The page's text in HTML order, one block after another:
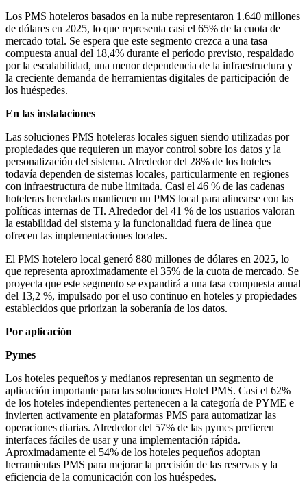
Los PMS hoteleros basados ​​en la nube representaron 1.640 millones
de dólares en 2025, lo que representa casi el 65% de la cuota de
mercado total. Se espera que este segmento crezca a una tasa
compuesta anual del 18,4% durante el período previsto, respaldado
por la escalabilidad, una menor dependencia de la infraestructura y
la creciente demanda de herramientas digitales de participación de
los huéspedes.
En las instalaciones
Las soluciones PMS hoteleras locales siguen siendo utilizadas por
propiedades que requieren un mayor control sobre los datos y la
personalización del sistema. Alrededor del 28% de los hoteles
todavía dependen de sistemas locales, particularmente en regiones
con infraestructura de nube limitada. Casi el 46 % de las cadenas
hoteleras heredadas mantienen un PMS local para alinearse con las
políticas internas de TI. Alrededor del 41 % de los usuarios valoran
la estabilidad del sistema y la funcionalidad fuera de línea que
ofrecen las implementaciones locales.
El PMS hotelero local generó 880 millones de dólares en 2025, lo
que representa aproximadamente el 35% de la cuota de mercado. Se
proyecta que este segmento se expandirá a una tasa compuesta anual
del 13,2 %, impulsado por el uso continuo en hoteles y propiedades
establecidos que priorizan la soberanía de los datos.
Por aplicación
Pymes
Los hoteles pequeños y medianos representan un segmento de
aplicación importante para las soluciones Hotel PMS. Casi el 62%
de los hoteles independientes pertenecen a la categoría de PYME e
invierten activamente en plataformas PMS para automatizar las
operaciones diarias. Alrededor del 57% de las pymes prefieren
interfaces fáciles de usar y una implementación rápida.
Aproximadamente el 54% de los hoteles pequeños adoptan
herramientas PMS para mejorar la precisión de las reservas y la
eficiencia de la comunicación con los huéspedes.